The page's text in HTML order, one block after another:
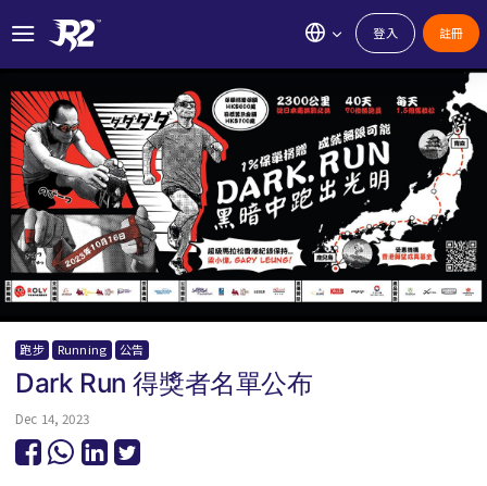
登入 註冊
跑步 Running 公告
Dark Run 得獎者名單公布
Dec 14, 2023